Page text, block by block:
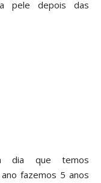
pele depois das
dia que temos
fazemos 5 anos